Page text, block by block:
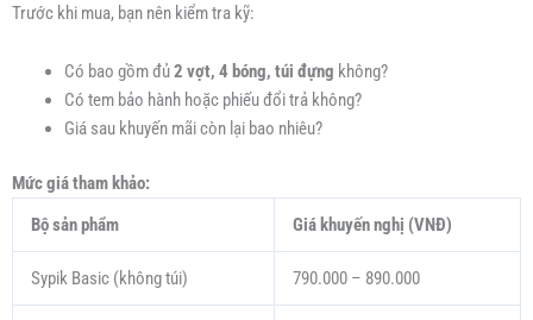
Trước khi mua, bạn nên kiểm tra kỹ:
Có bao gồm đủ2 vợt, 4 bóng, túi đựng không?
Có tem bảo hành hoặc phiếu đổi trả không?
Giá sau khuyến mãi còn lại bao nhiêu?
Mức giá tham khảo:
Bộ sản phẩm
Giá khuyến nghị (VNĐ)
Sypik Basic (không túi) 790.000 – 890.000